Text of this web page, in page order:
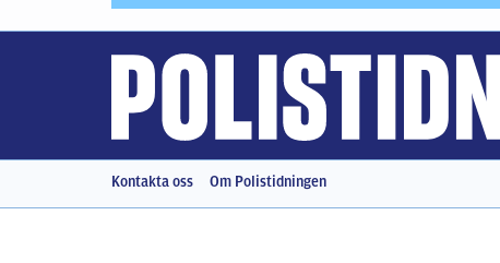
Kontakta oss Om Polistidningen